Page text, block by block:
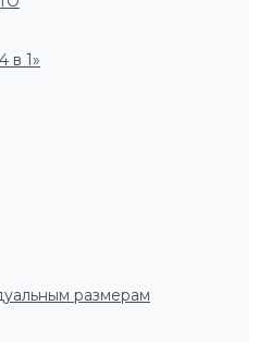
в 1»
размерам